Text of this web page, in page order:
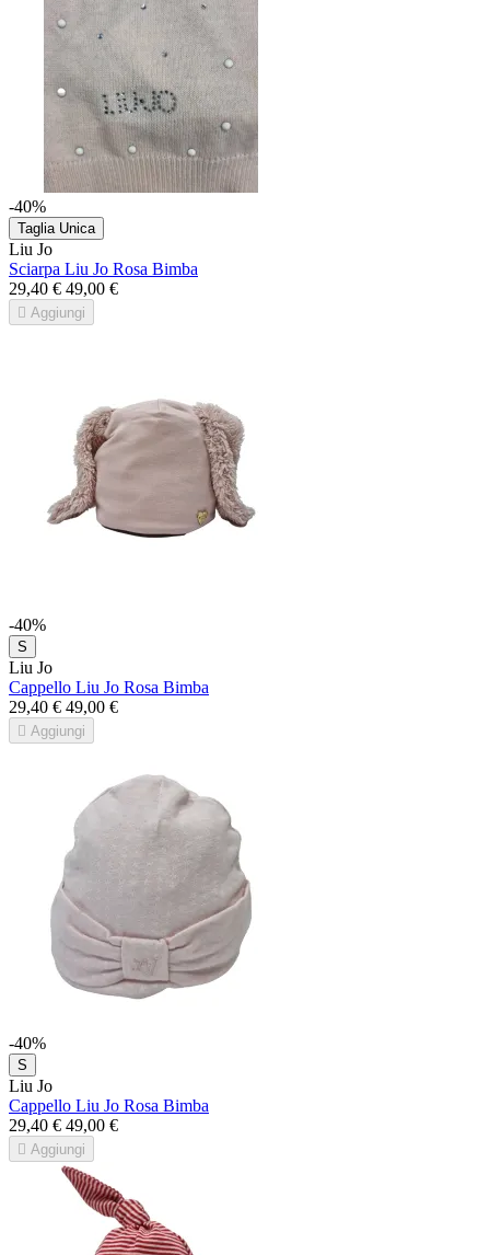
-40%
Taglia Unica
Liu Jo
Sciarpa Liu Jo Rosa Bimba
29,40 € 49,00 €
 Aggiungi
-40%
S
Liu Jo
Cappello Liu Jo Rosa Bimba
29,40 € 49,00 €
 Aggiungi
-40%
S
Liu Jo
Cappello Liu Jo Rosa Bimba
29,40 € 49,00 €
 Aggiungi